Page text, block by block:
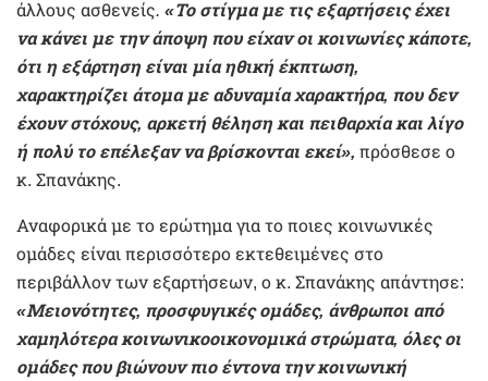
άλλους ασθενείς. «Το στίγμα με τις εξαρτήσεις έχει
να κάνει με την άποψη που είχαν οι κοινωνίες κάποτε,
ότι η εξάρτηση είναι μία ηθική έκπτωση,
χαρακτηρίζει άτομα με αδυναμία χαρακτήρα, που δεν
έχουν στόχους, αρκετή θέληση και πειθαρχία και λίγο
ή πολύ το επέλεξαν να βρίσκονται εκεί», πρόσθεσε ο
κ. Σπανάκης.
Αναφορικά με το ερώτημα για το ποιες κοινωνικές
ομάδες είναι περισσότερο εκτεθειμένες στο
περιβάλλον των εξαρτήσεων, ο κ. Σπανάκης απάντησε:
«Μειονότητες, προσφυγικές ομάδες, άνθρωποι από
χαμηλότερα κοινωνικοοικονομικά στρώματα, όλες οι
ομάδες που βιώνουν πιο έντονα την κοινωνική